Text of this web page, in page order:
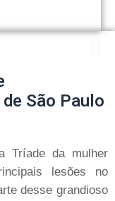
São Paulo
Tríade da mulher
lesões no
desse grandioso